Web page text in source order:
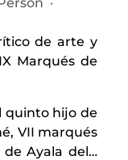
de arte y
Marqués de
quinto hijo de
VII marqués
Ayala del…